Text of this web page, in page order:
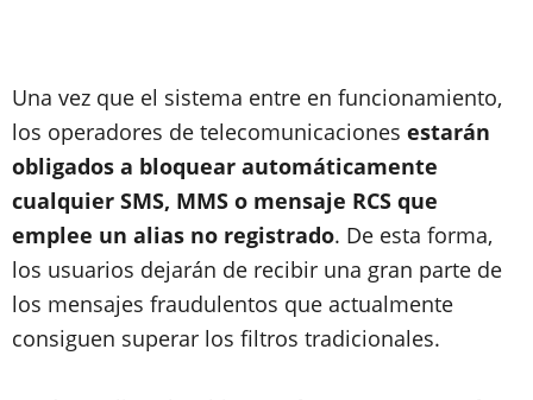
Una vez que el sistema entre en funcionamiento,
los operadores de telecomunicaciones estarán
obligados a bloquear automáticamente
cualquier SMS, MMS o mensaje RCS que
emplee un alias no registrado. De esta forma,
los usuarios dejarán de recibir una gran parte de
los mensajes fraudulentos que actualmente
consiguen superar los filtros tradicionales.